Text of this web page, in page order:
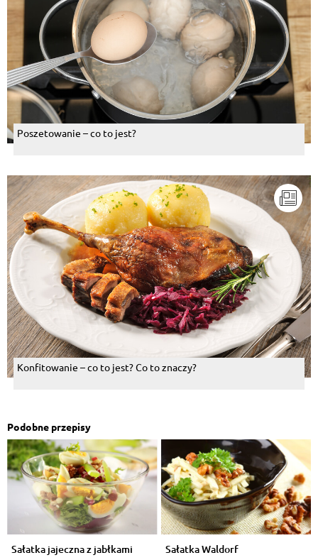
Poszetowanie – co to jest?
Konfitowanie – co to jest? Co to znaczy?
Podobne przepisy
Sałatka jajeczna z jabłkami Sałatka Waldorf